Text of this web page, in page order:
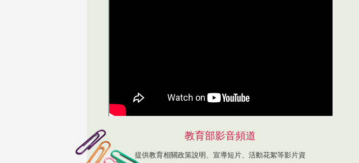
教育部影音頻道
提供教育相關政策說明、宣導短片、活動花絮等影片資